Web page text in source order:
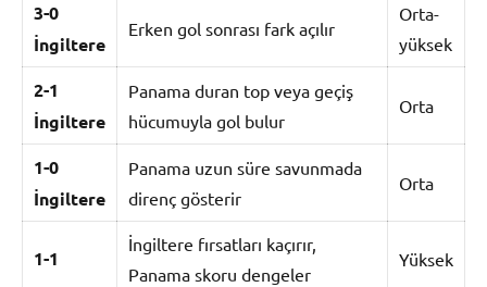
3-0
İngiltere
Erken gol sonrası fark açılır
Orta-
yüksek
2-1
İngiltere
Panama duran top veya geçiş
hücumuyla gol bulur
Orta
1-0
İngiltere
Panama uzun süre savunmada
direnç gösterir
Orta
1-1
İngiltere fırsatları kaçırır,
Panama skoru dengeler
Yüksek